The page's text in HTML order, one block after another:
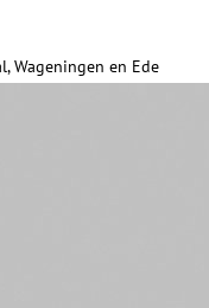
Wageningen en Ede